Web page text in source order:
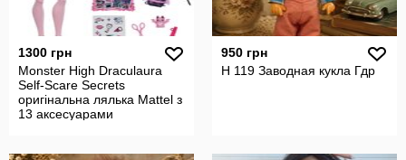
1300 грн
Monster High Draculaura
Self-Scare Secrets
оригінальна лялька Mattel з
13 аксесуарами
950 грн
Н 119 Заводная кукла Гдр